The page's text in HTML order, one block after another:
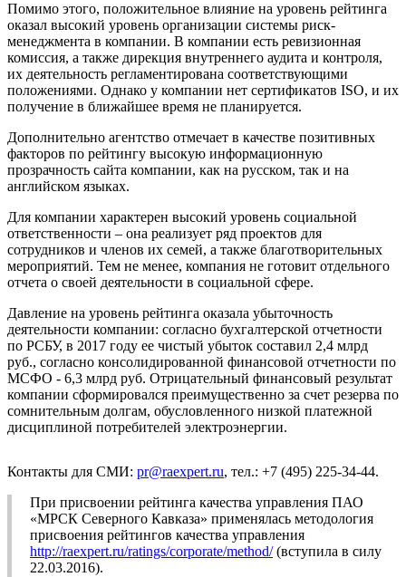
Помимо этого, положительное влияние на уровень рейтинга
оказал высокий уровень организации системы риск-
менеджмента в компании. В компании есть ревизионная
комиссия, а также дирекция внутреннего аудита и контроля,
их деятельность регламентирована соответствующими
положениями. Однако у компании нет сертификатов ISO, и их
получение в ближайшее время не планируется.
Дополнительно агентство отмечает в качестве позитивных
факторов по рейтингу высокую информационную
прозрачность сайта компании, как на русском, так и на
английском языках.
Для компании характерен высокий уровень социальной
ответственности – она реализует ряд проектов для
сотрудников и членов их семей, а также благотворительных
мероприятий. Тем не менее, компания не готовит отдельного
отчета о своей деятельности в социальной сфере.
Давление на уровень рейтинга оказала убыточность
деятельности компании: согласно бухгалтерской отчетности
по РСБУ, в 2017 году ее чистый убыток составил 2,4 млрд
руб., согласно консолидированной финансовой отчетности по
МСФО - 6,3 млрд руб. Отрицательный финансовый результат
компании сформировался преимущественно за счет резерва по
сомнительным долгам, обусловленного низкой платежной
дисциплиной потребителей электроэнергии.
Контакты для СМИ: pr@raexpert.ru, тел.: +7 (495) 225-34-44.
При присвоении рейтинга качества управления ПАО
«МРСК Северного Кавказа» применялась методология
присвоения рейтингов качества управления
http://raexpert.ru/ratings/corporate/method/(вступила в силу
22.03.2016).